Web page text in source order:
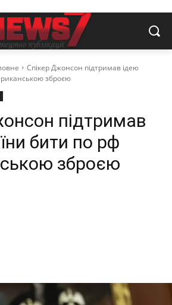
Спікер Джонсон підтримав ідею
зброєю
підтримав
бити по рф
зброєю